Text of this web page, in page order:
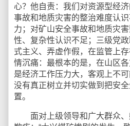
心？他自责：我们对资源型经
事故和地质灾害的整治难度认
力；对矿山安全事故和地质灾
性、复杂性认识不足；三级党
式主义、弄虚作假，在监管上
情沉痛：最根本的是，在山区
是经济工作压力大，客观上不可
没有真正树立并切实做到把安
置。
面对上级领导和广大群众、